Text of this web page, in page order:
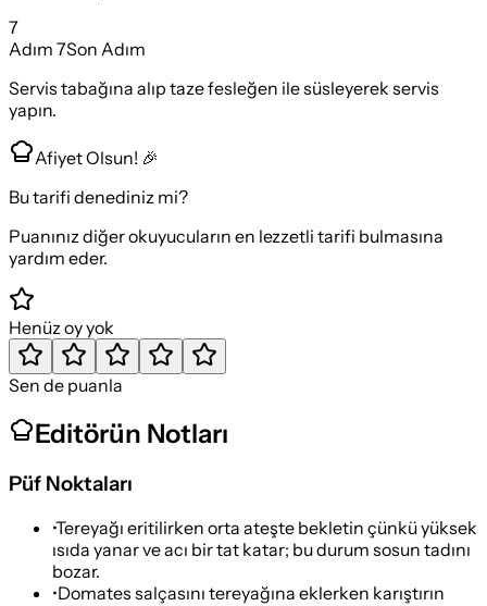
7
Adım 7Son Adım
Servis tabağına alıp taze fesleğen ile süsleyerek servis
yapın.
Afiyet Olsun! 🎉
Bu tarifi denediniz mi?
Puanınız diğer okuyucuların en lezzetli tarifi bulmasına
yardım eder.
Henüz oy yok
Sen de puanla
Editörün Notları
Püf Noktaları
•Tereyağı eritilirken orta ateşte bekletin çünkü yüksek
ısıda yanar ve acı bir tat katar; bu durum sosun tadını
bozar.
•Domates salçasını tereyağına eklerken karıştırın